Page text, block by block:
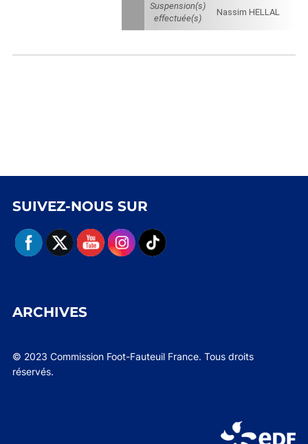
Suspension(s)
effectuée(s)
Nassim HELLAL
SUIVEZ-NOUS SUR
ARCHIVES
© 2023 Commission Foot-Fauteuil France. Tous droits
réservés.